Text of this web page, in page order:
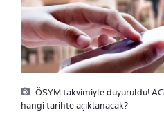
ÖSYM takvimiyle duyuruldu!
hangi tarihte açıklanacak?